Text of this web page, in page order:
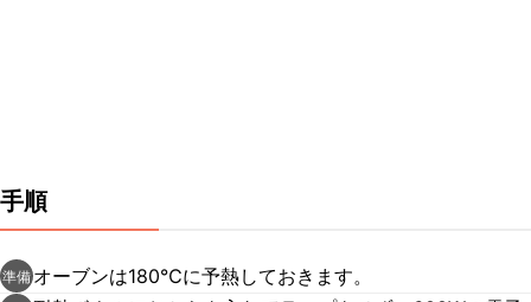
手順
準備 オーブンは180℃に予熱しておきます。